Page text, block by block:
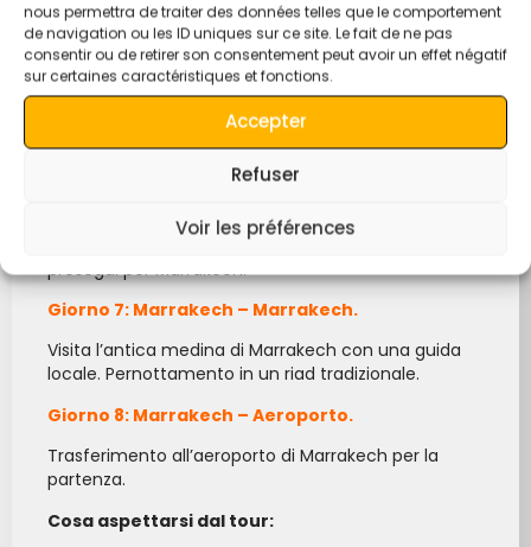
nous permettra de traiter des données telles que le comportement
de navigation ou les ID uniques sur ce site. Le fait de ne pas
consentir ou de retirer son consentement peut avoir un effet négatif
sur certaines caractéristiques et fonctions.
Accepter
Refuser
Voir les préférences
un’escursione in cammello fino al campo di lusso.
Giorno 5: Merzouga – Gole del Dades.
Visita il mercato di Rissani, il museo dei fossili di
Erfoud e le gole del Todra prima di raggiungere le
Giorno 6: Gole del Dades – Marrakech.
Kasbah”, visita Aït Ben Haddou e Ouarzazate, quindi
prosegui per Marrakech.
Giorno 7: Marrakech – Marrakech.
Visita l’antica medina di Marrakech con una guida
locale. Pernottamento in un riad tradizionale.
Giorno 8: Marrakech – Aeroporto.
Trasferimento all’aeroporto di Marrakech per la
partenza.
Cosa aspettarsi dal tour: